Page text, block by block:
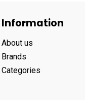
Information
About us
Brands
Categories